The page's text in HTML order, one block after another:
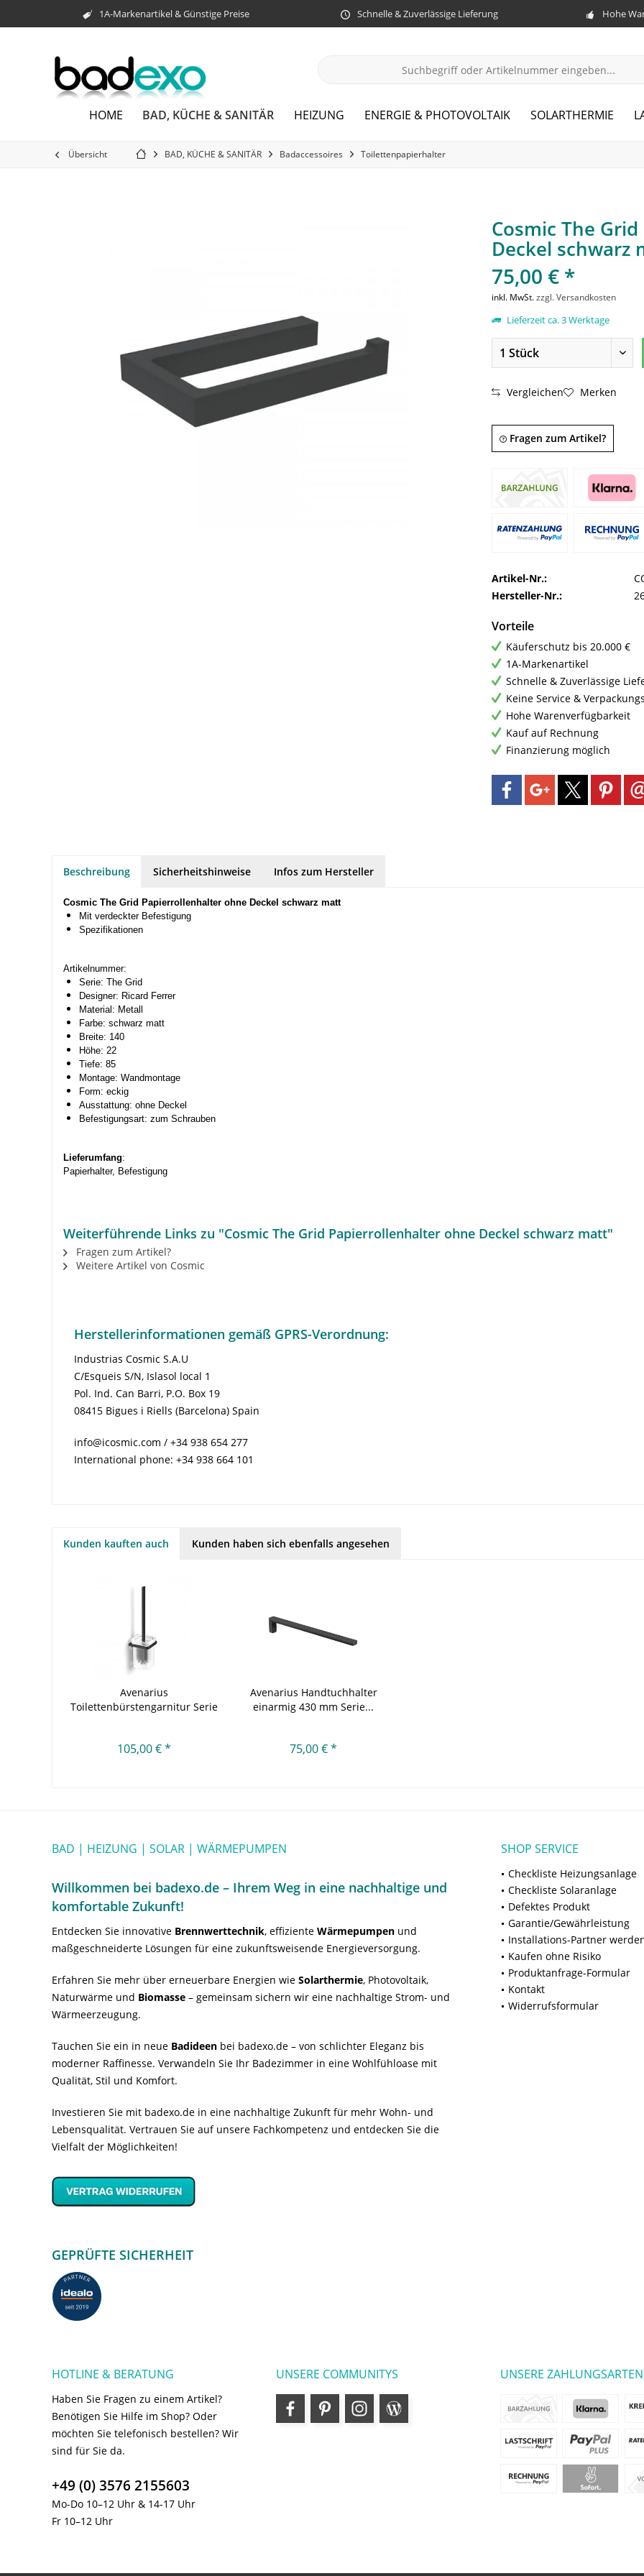
1A-Markenartikel & Günstige Preise Schnelle & Zuverlässige Lieferung Hohe
HOME BAD, KÜCHE & SANITÄR HEIZUNG ENERGIE & PHOTOVOLTAIK SOLARTHERMIE
Übersicht BAD, KÜCHE & SANITÄR Badaccessoires Toilettenpapierhalter
Cosmic The
Deckel schwarz
75,00 € *
inkl. MwSt.zzgl. Versandkosten
Lieferzeit ca. 3 Werktage
Vergleichen Merken
Fragen zum Artikel?
Artikel-Nr.:
Hersteller-Nr.:
Vorteile
Käuferschutz bis 20.000 €
1A-Markenartikel
Schnelle & Zuverlässige
Keine Service &
Hohe Warenverfügbarkeit
Kauf auf Rechnung
Finanzierung möglich
Beschreibung Sicherheitshinweise Infos zum Hersteller
Cosmic The Grid Papierrollenhalter ohne Deckel schwarz matt
Mit verdeckter Befestigung
Spezifikationen
Artikelnummer:
Serie: The Grid
Designer: Ricard Ferrer
Material: Metall
Farbe: schwarz matt
Breite: 140
Höhe: 22
Tiefe: 85
Montage: Wandmontage
Form: eckig
Ausstattung: ohne Deckel
Befestigungsart: zum Schrauben
Lieferumfang:
Papierhalter, Befestigung
Weiterführende Links zu "Cosmic The Grid Papierrollenhalter ohne Deckel schwarz matt"
Fragen zum Artikel?
Weitere Artikel von Cosmic
Herstellerinformationen gemäß GPRS-Verordnung:
Industrias Cosmic S.A.U
C/Esqueis S/N, Islasol local 1
Pol. Ind. Can Barri, P.O. Box 19
08415 Bigues i Riells (Barcelona) Spain
info@icosmic.com / +34 938 654 277
International phone: +34 938 664 101
Kunden kauften auch Kunden haben sich ebenfalls angesehen
Avenarius
Toilettenbürstengarnitur Serie
105,00 € *
Avenarius Handtuchhalter
einarmig 430 mm Serie...
75,00 € *
BAD | HEIZUNG | SOLAR | WÄRMEPUMPEN
Willkommen bei badexo.de – Ihrem Weg in eine nachhaltige und
komfortable Zukunft!
Entdecken Sie innovative Brennwerttechnik, effiziente Wärmepumpen und
maßgeschneiderte Lösungen für eine zukunftsweisende Energieversorgung.
Erfahren Sie mehr über erneuerbare Energien wie Solarthermie, Photovoltaik,
Naturwärme und Biomasse – gemeinsam sichern wir eine nachhaltige Strom- und
Wärmeerzeugung.
Tauchen Sie ein in neue Badideen bei badexo.de – von schlichter Eleganz bis
moderner Raffinesse. Verwandeln Sie Ihr Badezimmer in eine Wohlfühloase mit
Qualität, Stil und Komfort.
Investieren Sie mit badexo.de in eine nachhaltige Zukunft für mehr Wohn- und
Lebensqualität. Vertrauen Sie auf unsere Fachkompetenz und entdecken Sie die
Vielfalt der Möglichkeiten!
GEPRÜFTE SICHERHEIT
SHOP SERVICE
Checkliste Heizungsanlage
Checkliste Solaranlage
Defektes Produkt
Garantie/Gewährleistung
Installations-Partner
Kaufen ohne Risiko
Produktanfrage-Formular
Kontakt
Widerrufsformular
HOTLINE & BERATUNG
Haben Sie Fragen zu einem Artikel?
Benötigen Sie Hilfe im Shop? Oder
möchten Sie telefonisch bestellen? Wir
sind für Sie da.
+49 (0) 3576 2155603
Mo-Do 10–12 Uhr & 14-17 Uhr
Fr 10–12 Uhr
UNSERE COMMUNITYS UNSERE ZAHLUNGSARTEN